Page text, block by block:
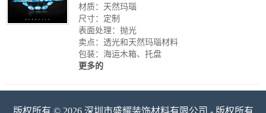
材质：天然玛瑙
尺寸：定制
表面处理：抛光
卖点：透光和天然玛瑙材料
包装：海运木箱、托盘
更多的
版权所有 © 2026 深圳市盛耀装饰材料有限公司 - 版权所有